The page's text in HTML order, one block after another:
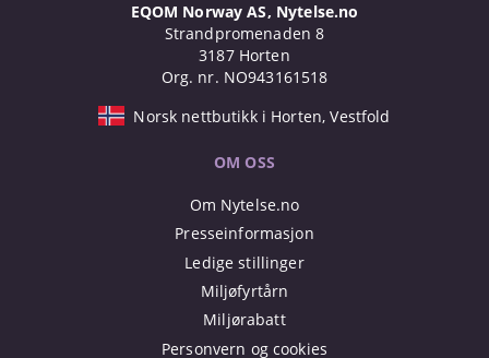
EQOM Norway AS, Nytelse.no
Strandpromenaden 8
3187 Horten
Org. nr. NO943161518
Norsk nettbutikk i Horten, Vestfold
OM OSS
Om Nytelse.no
Presseinformasjon
Ledige stillinger
Miljøfyrtårn
Miljørabatt
Personvern og cookies